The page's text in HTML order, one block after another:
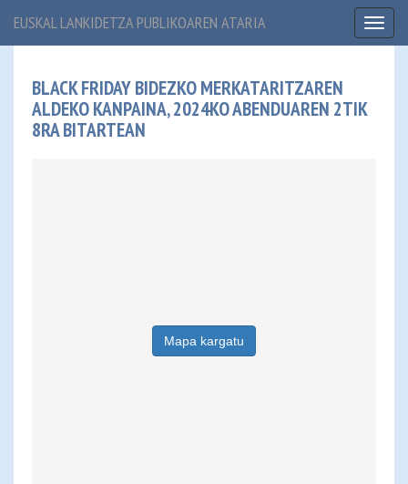
EUSKAL LANKIDETZA PUBLIKOAREN ATARIA
BLACK FRIDAY BIDEZKO MERKATARITZAREN
ALDEKO KANPAINA, 2024KO ABENDUAREN 2TIK
8RA BITARTEAN
Mapa kargatu